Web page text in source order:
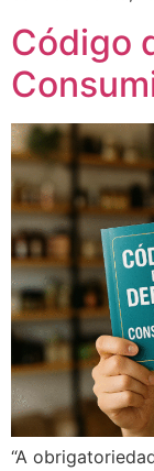
Código
“A